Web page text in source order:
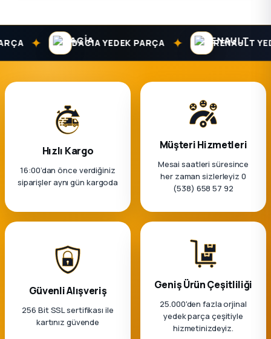
✦ DACIA YEDEK PARÇA ✦ RENAULT
Hızlı Kargo
16:00’dan önce verdiğiniz
siparişler aynı gün kargoda
Müşteri Hizmetleri
Mesai saatleri süresince
her zaman sizlerleyiz 0
(538) 658 57 92
Güvenli Alışveriş
256 Bit SSL sertifikası ile
kartınız güvende
Geniş Ürün Çeşitliliği
25.000'den fazla orjinal
yedek parça çeşitiyle
hizmetinizdeyiz.